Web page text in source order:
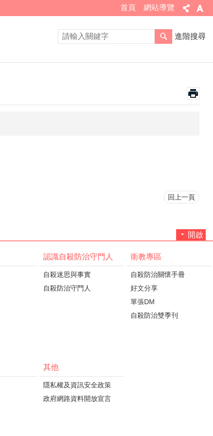
首頁 網站導覽
進階搜尋
回上一頁
開啟
認識自殺防治守門人
自殺迷思與事實
自殺防治守門人
衛教專區
自殺防治關懷手冊
好文分享
單張DM
自殺防治雙季刊
其他
隱私權及資訊安全政策
政府網路資料開放宣言